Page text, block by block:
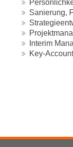
Sanierung,
Interim
Key-